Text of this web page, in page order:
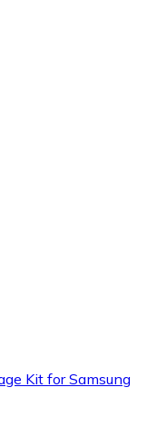
Kit for Samsung